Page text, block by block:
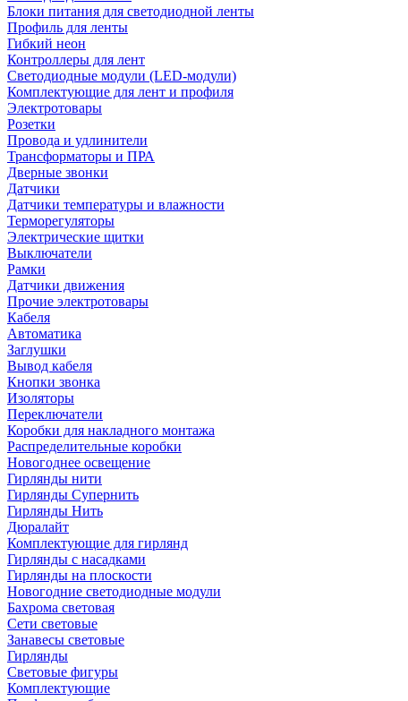
Блоки питания для светодиодной ленты
Профиль для ленты
Гибкий неон
Контроллеры для лент
Светодиодные модули (LED-модули)
Комплектующие для лент и профиля
Электротовары
Розетки
Провода и удлинители
Трансформаторы и ПРА
Дверные звонки
Датчики
Датчики температуры и влажности
Терморегуляторы
Электрические щитки
Выключатели
Рамки
Датчики движения
Прочие электротовары
Кабеля
Автоматика
Заглушки
Вывод кабеля
Кнопки звонка
Изоляторы
Переключатели
Коробки для накладного монтажа
Распределительные коробки
Новогоднее освещение
Гирлянды нити
Гирлянды Супернить
Гирлянды Нить
Дюралайт
Комплектующие для гирлянд
Гирлянды с насадками
Гирлянды на плоскости
Новогодние светодиодные модули
Бахрома световая
Сети световые
Занавесы световые
Гирлянды
Световые фигуры
Комплектующие